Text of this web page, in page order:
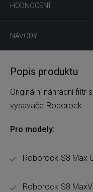
HODNOCENÍ
NÁVODY
Popis produktu
Originální náhradní filtr
vysavače Roborock.
Pro modely:
Roborock S8 Max
Roborock S8